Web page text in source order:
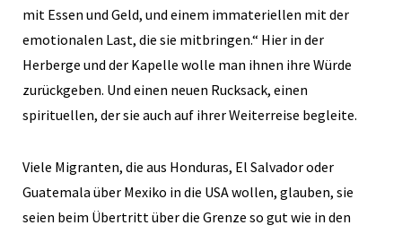
mit Essen und Geld, und einem immateriellen mit der
emotionalen Last, die sie mitbringen.“ Hier in der
Herberge und der Kapelle wolle man ihnen ihre Würde
zurückgeben. Und einen neuen Rucksack, einen
spirituellen, der sie auch auf ihrer Weiterreise begleite.
Viele Migranten, die aus Honduras, El Salvador oder
Guatemala über Mexiko in die USA wollen, glauben, sie
seien beim Übertritt über die Grenze so gut wie in den